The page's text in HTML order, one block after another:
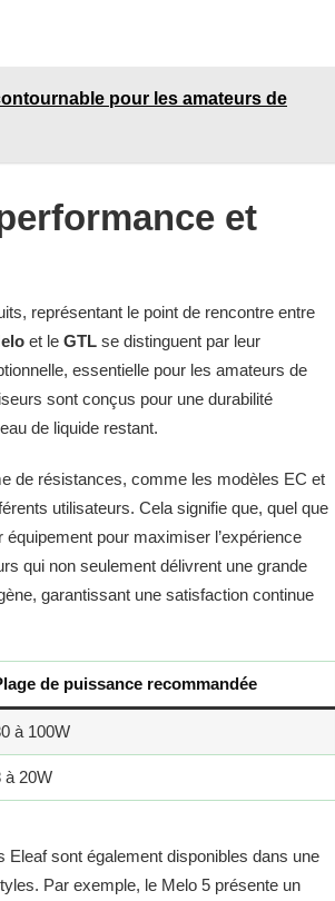
pour les amateurs de
et
représentant le point de rencontre entre
et le GTL se distinguent par leur
essentielle pour les amateurs de
sont conçus pour une durabilité
de liquide restant.
de résistances, comme les modèles EC et
utilisateurs. Cela signifie que, quel que
pour maximiser l’expérience
qui non seulement délivrent une grande
garantissant une satisfaction continue
de puissance recommandée
à 100W
à 20W
Eleaf sont également disponibles dans une
Par exemple, le Melo 5 présente un